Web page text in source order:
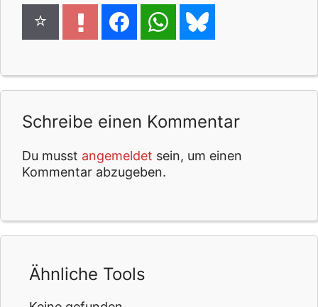
Schreibe einen Kommentar
Du musst angemeldet sein, um einen
Kommentar abzugeben.
Ähnliche Tools